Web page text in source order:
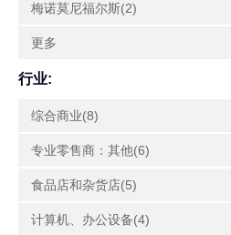
梅诺莫尼福尔斯(2)
更多
行业:
综合商业(8)
专业零售商：其他(6)
食品店和杂货店(5)
计算机、办公设备(4)